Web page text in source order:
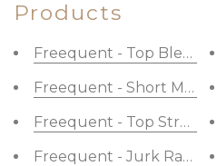
Products
Freequent - Top Blest
Freequent - Short
Freequent - Top